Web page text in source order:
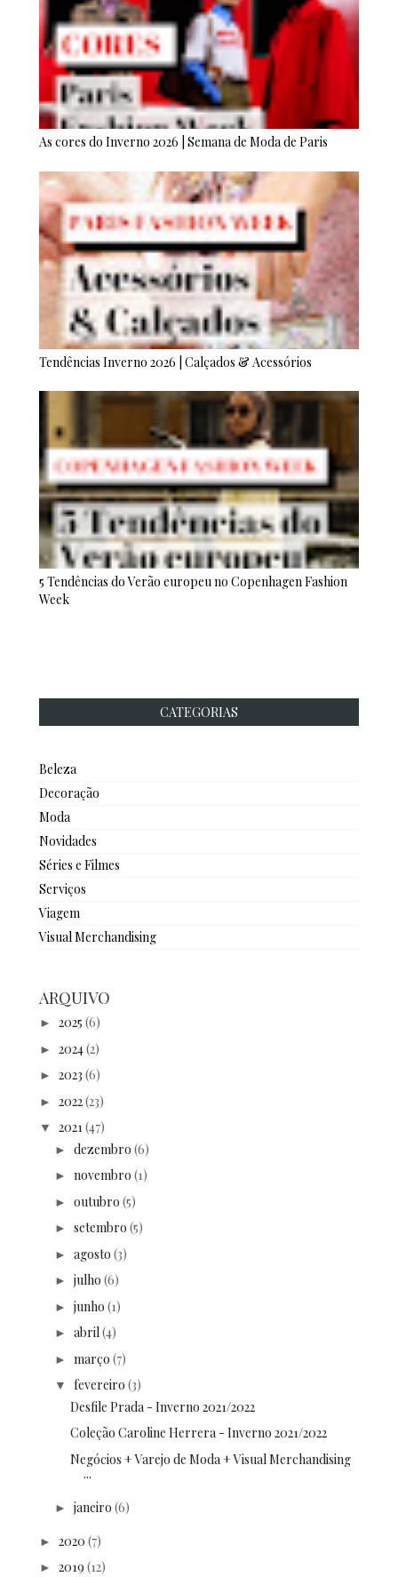
As cores do Inverno 2026 | Semana de Moda de Paris
Tendências Inverno 2026 | Calçados & Acessórios
5 Tendências do Verão europeu no Copenhagen Fashion
Week
CATEGORIAS
Beleza
Decoração
Moda
Novidades
Séries e Filmes
Serviços
Viagem
Visual Merchandising
ARQUIVO
► 2025 (6)
► 2024(2)
► 2023 (6)
► 2022(23)
▼ 2021(47)
► dezembro (6)
► novembro (1)
► outubro (5)
► setembro (5)
► agosto (3)
► julho (6)
► junho (1)
► abril(4)
► março (7)
▼ fevereiro (3)
Desfile Prada - Inverno 2021/2022
Coleção Caroline Herrera - Inverno 2021/2022
Negócios + Varejo de Moda + Visual Merchandising
...
► janeiro (6)
► 2020 (7)
► 2019 (12)